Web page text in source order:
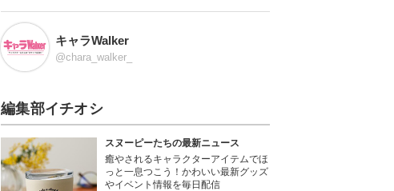
キャラWalker
@chara_walker_
編集部イチオシ
スヌーピーたちの最新ニュース
癒やされるキャラクターアイテムでほ
っと一息つこう！かわいい最新グッズ
やイベント情報を毎日配信